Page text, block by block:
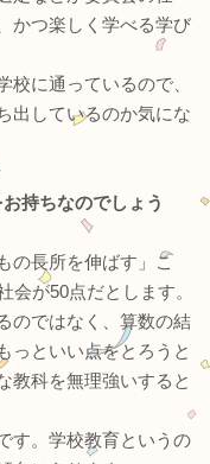
かつ楽しく学べる学び
校に通っているので、
出しているのか気にな
持ちなのでしょう
の長所を伸ばす」こ
会が50点だとします。
のではなく、算数の結
っといい点をとろうと
教科を無理強いすると
す。学校教育というの